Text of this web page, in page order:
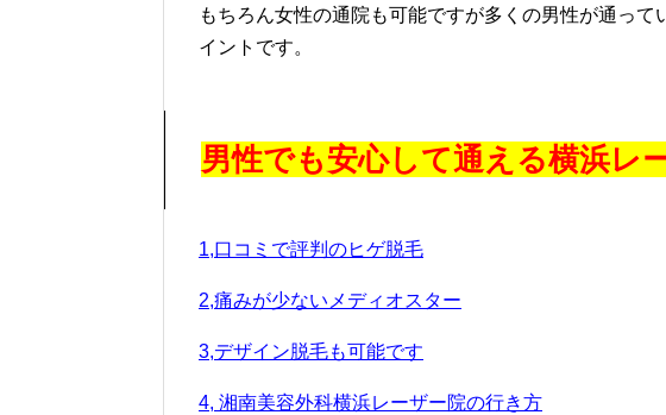
もちろん女性の通院も可能ですが多くの男性が通っ
イントです。
男性でも安心して通える横浜レ
1,口コミで評判のヒゲ脱毛
2,痛みが少ないメディオスター
3,デザイン脱毛も可能です
4, 湘南美容外科横浜レーザー院の行き方